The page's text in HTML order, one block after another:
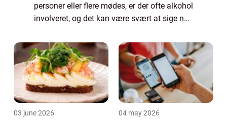
personer eller flere mødes, er der ofte alkohol
involveret, og det kan være svært at sige nej
at sige nej og de er “jeg e...
03 june 2026 04 may 2026